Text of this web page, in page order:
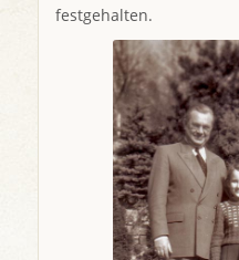
festgehalten.